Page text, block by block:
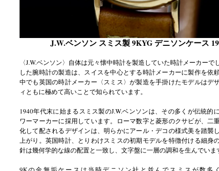
J.W.ベンソン スミス製 9KYG デニソンケース
〈J.W.ベンソン〉自体は元々懐中時計を製造していた時計メーカーで
した腕時計の製造は、スイスを中心とする時計メーカーに製作を依
中でも英国の時計メーカー〈スミス〉が製造を手掛けたモデルはデ
ィともに極めて高いことで知られています。
1940年代末に始まるスミス製のJ.W.ベンソンは、その多くが伝統的
ワーマーカーに採用しています。ローマ数字と菱形のクサビが、二
化して配されるデザインは、明らかにアール・デコの様式美を踏襲
上がり。英国時計、とりわけスミスの初期モデルを特徴付ける細身
針は幾何学的な線の配置と一致し、文字盤に一層の調和を生んでいま